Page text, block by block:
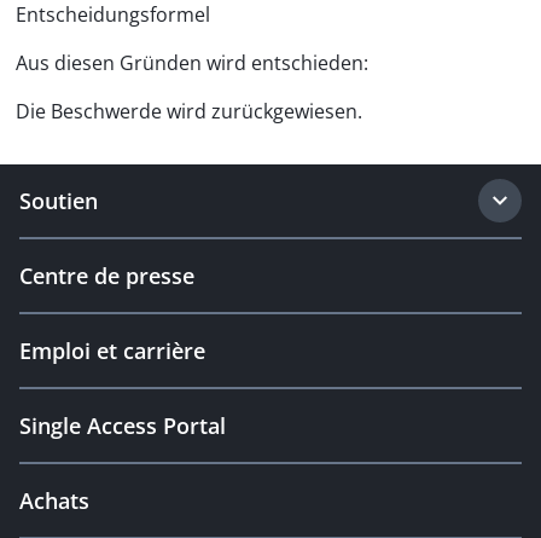
Entscheidungsformel
Aus diesen Gründen wird entschieden:
Die Beschwerde wird zurückgewiesen.
Soutien
Centre de presse
Emploi et carrière
Single Access Portal
Achats